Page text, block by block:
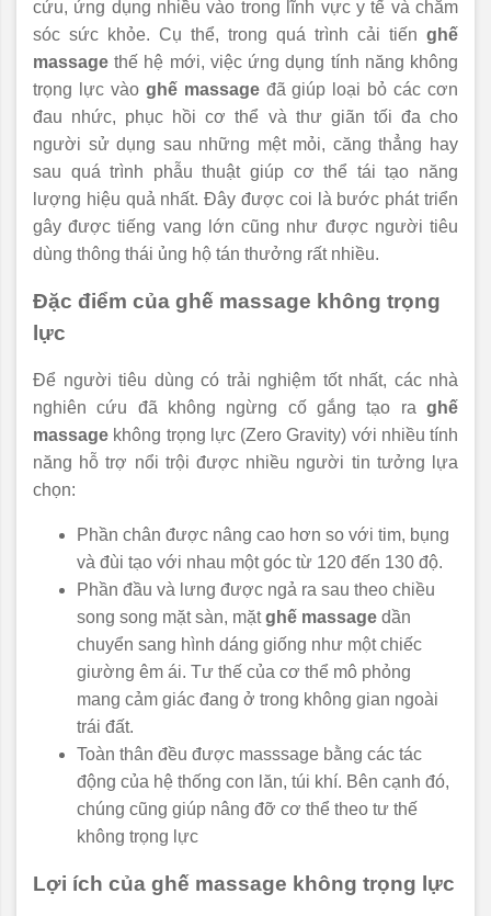
cứu, ứng dụng nhiều vào trong lĩnh vực y tế và chăm
sóc sức khỏe. Cụ thể, trong quá trình cải tiến ghế
massagethế hệ mới, việc ứng dụng tính năng không
trọng lực vào ghế massage đã giúp loại bỏ các cơn
đau nhức, phục hồi cơ thể và thư giãn tối đa cho
người sử dụng sau những mệt mỏi, căng thẳng hay
sau quá trình phẫu thuật giúp cơ thể tái tạo năng
lượng hiệu quả nhất. Đây được coi là bước phát triển
gây được tiếng vang lớn cũng như được người tiêu
dùng thông thái ủng hộ tán thưởng rất nhiều.
Đặc điểm của ghế massage không trọng
lực
Để người tiêu dùng có trải nghiệm tốt nhất, các nhà
nghiên cứu đã không ngừng cố gắng tạo ra ghế
massage không trọng lực (Zero Gravity) với nhiều tính
năng hỗ trợ nổi trội được nhiều người tin tưởng lựa
chọn:
Phần chân được nâng cao hơn so với tim, bụng
và đùi tạo với nhau một góc từ 120 đến 130 độ.
Phần đầu và lưng được ngả ra sau theo chiều
song song mặt sàn, mặtghế massage dần
chuyển sang hình dáng giống như một chiếc
giường êm ái. Tư thế của cơ thể mô phỏng
mang cảm giác đang ở trong không gian ngoài
trái đất.
Toàn thân đều được masssage bằng các tác
động của hệ thống con lăn, túi khí. Bên cạnh đó,
chúng cũng giúp nâng đỡ cơ thể theo tư thế
không trọng lực
Lợi ích của ghế massage không trọng lực